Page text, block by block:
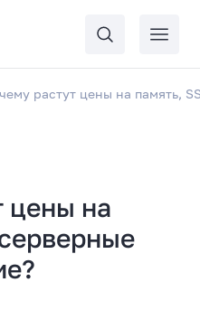
растут цены на память,
цены на